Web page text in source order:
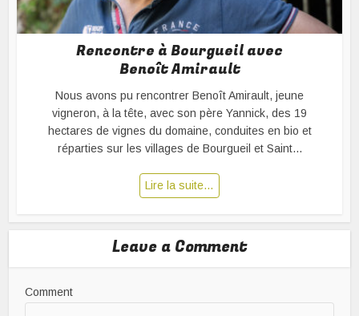
Rencontre à Bourgueil avec
Benoît Amirault
Nous avons pu rencontrer Benoît Amirault, jeune
vigneron, à la tête, avec son père Yannick, des 19
hectares de vignes du domaine, conduites en bio et
réparties sur les villages de Bourgueil et Saint...
Lire la suite…
Leave a Comment
Comment